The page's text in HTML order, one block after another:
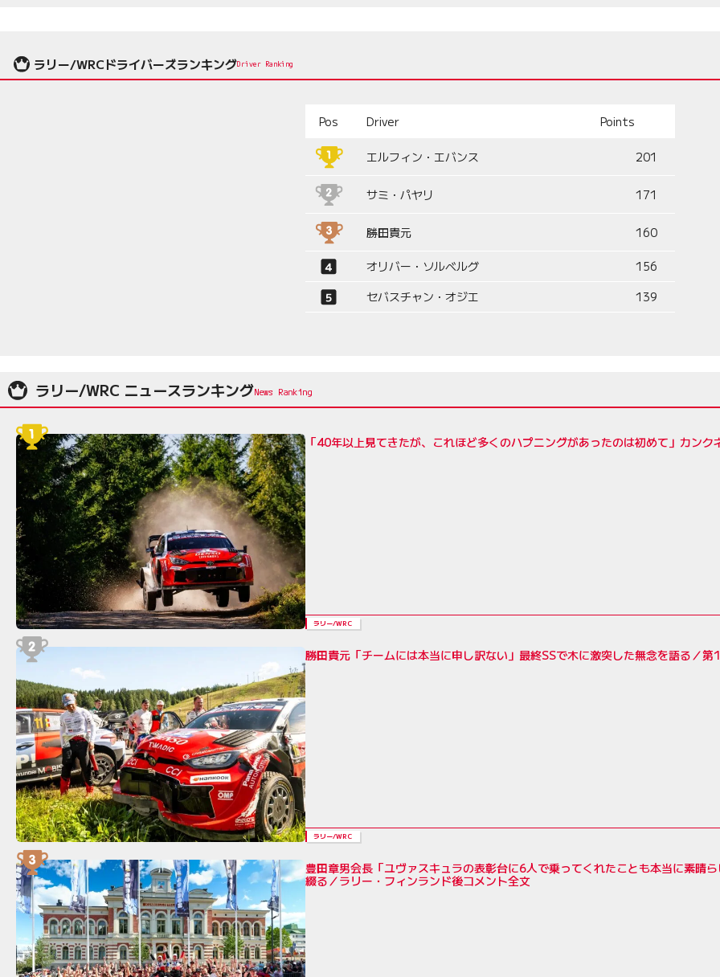
ラリー/WRCドライバーズランキングDriver Ranking
Pos Driver Points
エルフィン・エバンス 201
サミ・パヤリ 171
勝田貴元 160
オリバー・ソルベルグ
156
セバスチャン・オジエ
139
ラリー/WRC ニュースランキング
「40年以上見てきたが、これほど多くのハプニングがあったのは初めて」カン
ラリー/WRC
勝田貴元「チームには本当に申し訳ない」最終SSで木に激突した無念を語る／
ラリー/WRC
豊田章男会長「ユヴァスキュラの表彰台に6人で乗ってくれたことも本当に素晴
綴る／ラリー・フィンランド後コメント全文